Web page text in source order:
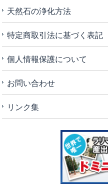
天然石の浄化方法
特定商取引法に基づく表記
個人情報保護について
お問い合わせ
リンク集